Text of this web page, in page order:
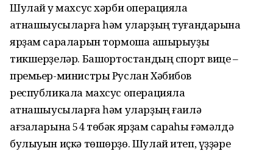
Шулай уҡ махсус хәрби операцияла
ҡатнашыусыларға һәм уларҙың туғандарына
ярҙам сараларын тормошҡа ашырыуҙы
тикшерҙеләр. Башҡортостандың спорт вице –
премьер-министры Руслан Хәбибов
республикала махсус операцияла
ҡатнашыусыларға һәм уларҙың ғаилә
ағзаларына 54 төбәк ярҙам сараһы ғәмәлдә
булыуын иҫкә төшөрҙө. Шулай итеп, үҙҙәре